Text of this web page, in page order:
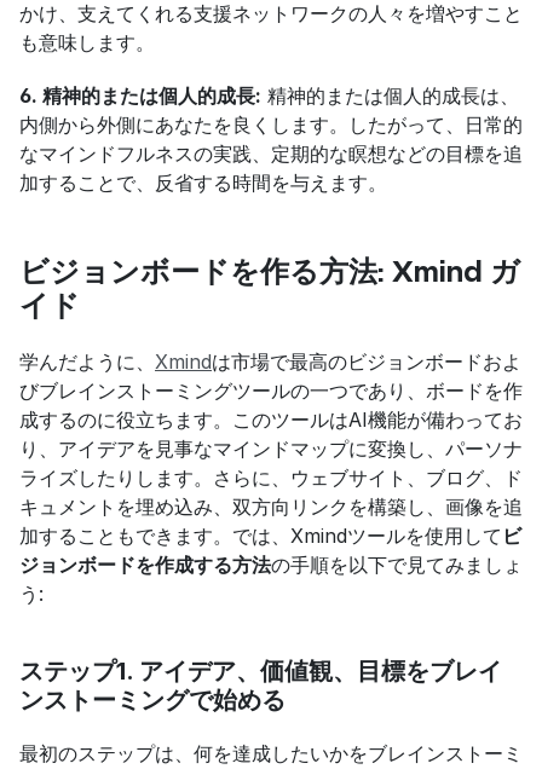
かけ、支えてくれる支援ネットワークの人々を増やすこと
も意味します。
6. 精神的または個人的成長: 精神的または個人的成長は、
内側から外側にあなたを良くします。したがって、日常的
なマインドフルネスの実践、定期的な瞑想などの目標を追
加することで、反省する時間を与えます。
ビジョンボードを作る方法: Xmind ガ
イド
学んだように、 Xmindは市場で最高のビジョンボードおよ
びブレインストーミングツールの一つであり、ボードを作
成するのに役立ちます。このツールはAI機能が備わってお
り、アイデアを見事なマインドマップに変換し、パーソナ
ライズしたりします。さらに、ウェブサイト、ブログ、ド
キュメントを埋め込み、双方向リンクを構築し、画像を追
加することもできます。では、Xmindツールを使用して ビ
ジョンボードを作成する方法の手順を以下で見てみましょ
う:
ステップ1. アイデア、価値観、目標をブレイ
ンストーミングで始める
最初のステップは、何を達成したいかをブレインストーミ